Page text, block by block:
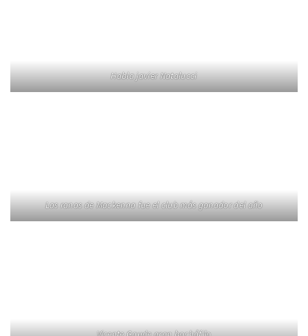
Habla javier Natalucci
Las ranas de Mackenna fue el club más ganador del año